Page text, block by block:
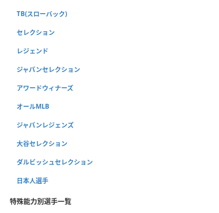
TB(スローバック)
セレクション
レジェンド
ジャパンセレクション
アワードウィナーズ
オールMLB
ジャパンレジェンズ
大谷セレクション
ダルビッシュセレクション
日本人選手
特殊能力別選手一覧